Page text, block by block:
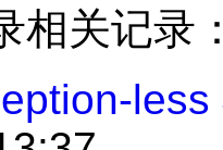
相关记录
less